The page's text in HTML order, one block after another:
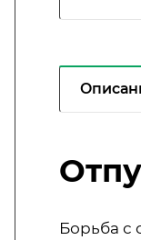
Борьба с